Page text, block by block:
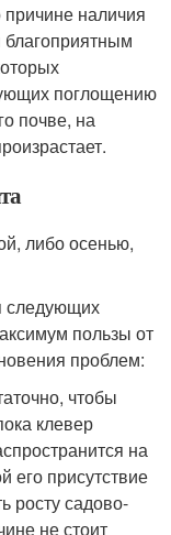
причине наличия
благоприятным
поглощению
почве, на
либо осенью,
следующих
пользы от
проблем:
чтобы
клевер
на
его присутствие
росту садово-
не стоит